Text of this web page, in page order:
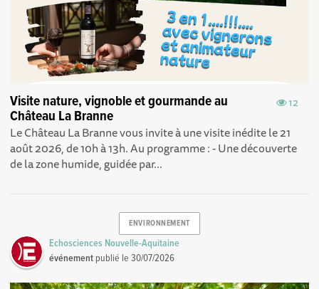
12
Visite nature, vignoble et gourmande au
Château La Branne
Le Château La Branne vous invite à une visite inédite le 21
août 2026, de 10h à 13h. Au programme : - Une découverte
de la zone humide, guidée par...
ENVIRONNEMENT
Echosciences Nouvelle-Aquitaine
événement publié le30/07/2026